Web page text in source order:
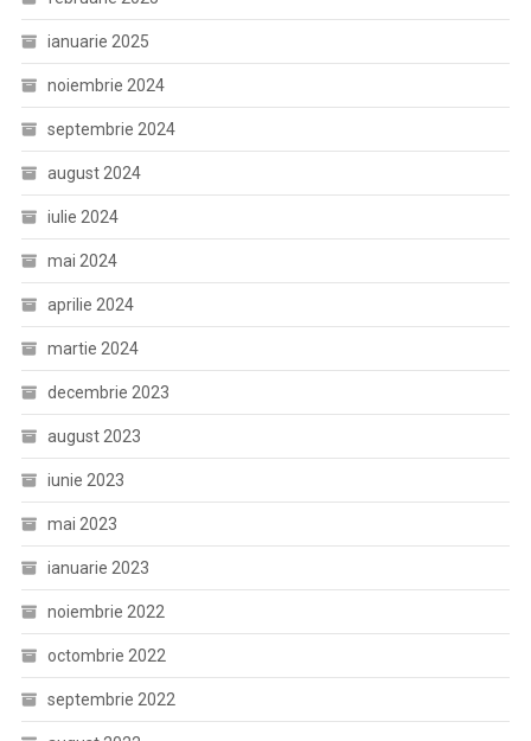
ianuarie 2025
noiembrie 2024
septembrie 2024
august 2024
iulie 2024
mai 2024
aprilie 2024
martie 2024
decembrie 2023
august 2023
iunie 2023
mai 2023
ianuarie 2023
noiembrie 2022
octombrie 2022
septembrie 2022